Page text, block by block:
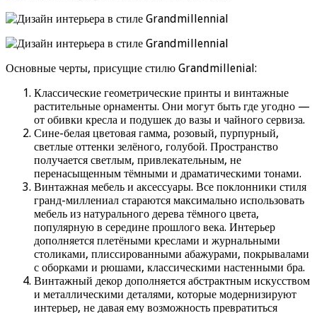
Основные черты, присущие стилю Grandmillenial:
Классические геометрические принты и винтажные
растительные орнаменты. Они могут быть где угодно —
от обивки кресла и подушек до вазы и чайного сервиза.
Сине-белая цветовая гамма, розовый, пурпурный,
светлые оттенки зелёного, голубой. Пространство
получается светлым, привлекательным, не
перенасыщенным тёмными и драматическими тонами.
Винтажная мебель и аксессуары. Все поклонники стиля
гранд-миллениал стараются максимально использовать
мебель из натурального дерева тёмного цвета,
популярную в середине прошлого века. Интерьер
дополняется плетёными креслами и журнальными
столиками, плиссированными абажурами, покрывалами
с оборками и рюшами, классическими настенными бра.
Винтажный декор дополняется абстрактным искусством
и металлическими деталями, которые модернизируют
интерьер, не давая ему возможность превратиться